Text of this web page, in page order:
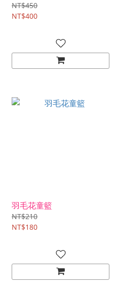
NT$450
NT$400
羽毛花童籃
NT$210
NT$180